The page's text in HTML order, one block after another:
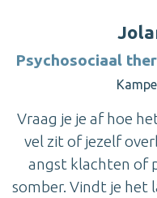
Psychosociaal
Vraag je je af hoe
vel zit of jezelf
angst klachten of
somber. Vindt je het